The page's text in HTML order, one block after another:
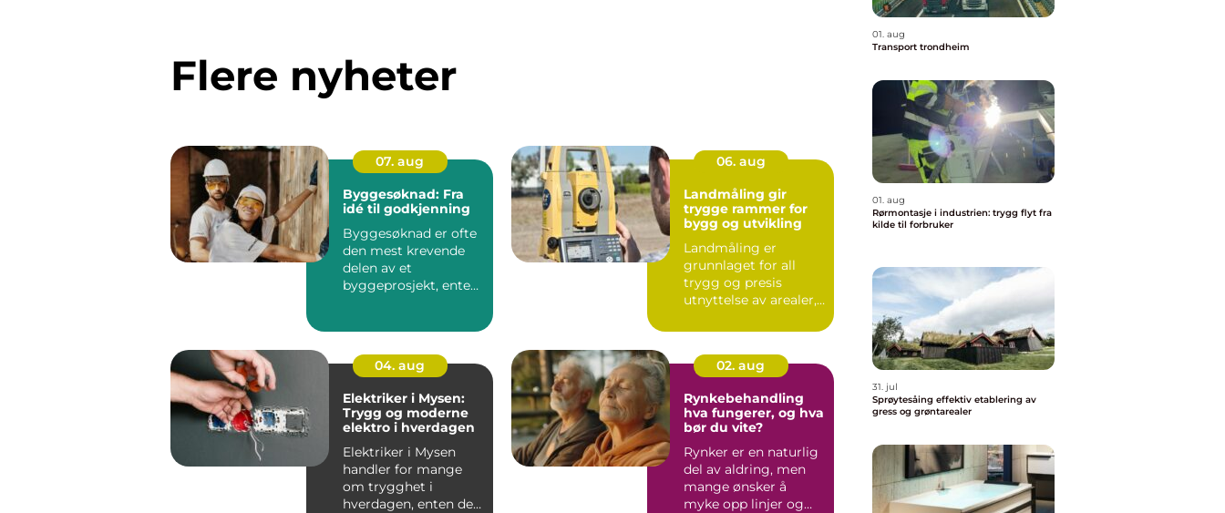
Flere nyheter
07. aug
Byggesøknad: Fra
idé til godkjenning
Byggesøknad er ofte
den mest krevende
delen av et
byggeprosjekt, enten
06. aug
Landmåling gir
trygge rammer for
bygg og utvikling
Landmåling er
grunnlaget for all
trygg og presis
utnyttelse av arealer,
store bygg...
04. aug
Elektriker i Mysen:
Trygg og moderne
elektro i hverdagen
Elektriker i Mysen
handler for mange
om trygghet i
hverdagen, enten det
02. aug
Rynkebehandling
hva fungerer, og hva
bør du vite?
Rynker er en naturlig
del av aldring, men
mange ønsker å
myke opp linjer og
01. aug
Transport trondheim
01. aug
Rørmontasje i industrien: trygg flyt fra
kilde til forbruker
31. jul
Sprøytesåing effektiv etablering av
gress og grøntarealer